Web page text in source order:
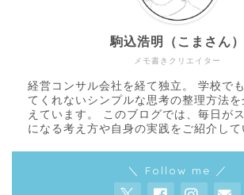
メモ書きクリエイター
駒込浩明（こまさん）
経営コンサル会社を経て独立。 学校で
てくれないシンプルな思考の整理方法
えています。 このブログでは、毎日が
になる考え方や自身の実践をご紹介して
＼ Follow me ／